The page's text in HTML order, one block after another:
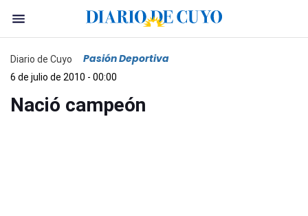
Diario de Cuyo Pasión Deportiva
6 de julio de 2010 - 00:00
Nació campeón